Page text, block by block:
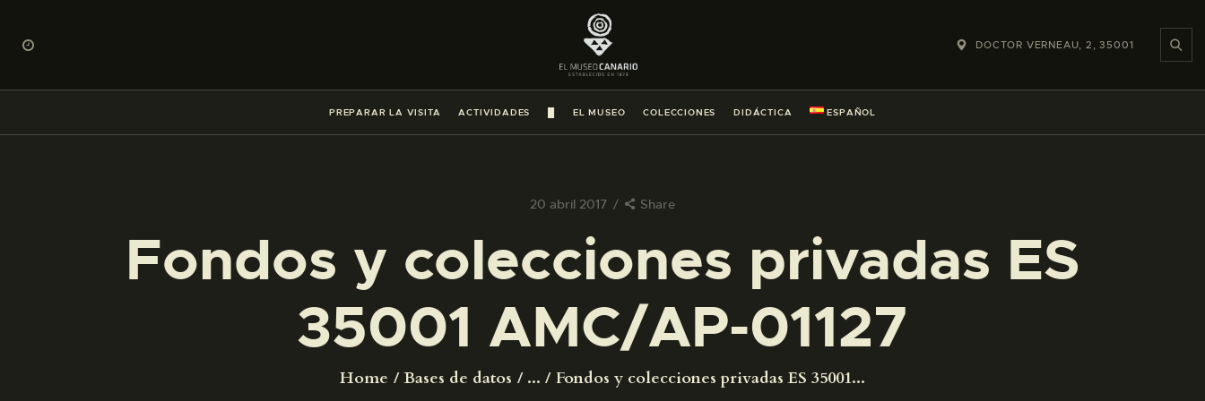
DOCTOR VERNEAU, 2, 35001
PREPARAR LA VISITA ACTIVIDADES EL MUSEO COLECCIONES DIDÁCTICA ESPAÑOL
20 abril 2017 Share
Fondos y colecciones privadas ES
35001 AMC/AP-01127
Home Bases de datos ... Fondos y colecciones privadas ES 35001...
PREPARAR LA VISITA
ACTIVIDADES
█
COLECCIONES
DIDÁCTICA
ESPAÑOL